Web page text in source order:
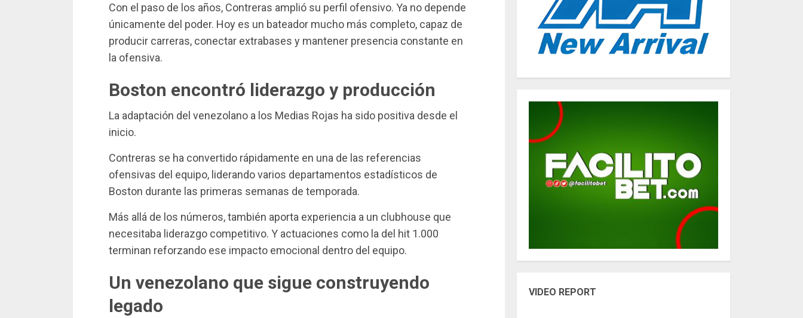
Con el paso de los años, Contreras amplió su perfil ofensivo. Ya no depende
únicamente del poder. Hoy es un bateador mucho más completo, capaz de
producir carreras, conectar extrabases y mantener presencia constante en
la ofensiva.
Boston encontró liderazgo y producción
La adaptación del venezolano a los Medias Rojas ha sido positiva desde el
inicio.
Contreras se ha convertido rápidamente en una de las referencias
ofensivas del equipo, liderando varios departamentos estadísticos de
Boston durante las primeras semanas de temporada.
Más allá de los números, también aporta experiencia a un clubhouse que
necesitaba liderazgo competitivo. Y actuaciones como la del hit 1.000
terminan reforzando ese impacto emocional dentro del equipo.
Un venezolano que sigue construyendo
legado
VIDEO REPORT